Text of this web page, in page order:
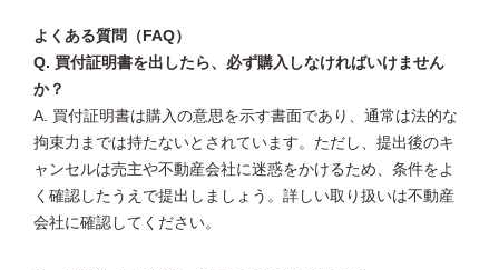
よくある質問（FAQ）
Q. 買付証明書を出したら、必ず購入しなければいけません
か？
A. 買付証明書は購入の意思を示す書面であり、通常は法的な
拘束力までは持たないとされています。ただし、提出後のキ
ャンセルは売主や不動産会社に迷惑をかけるため、条件をよ
く確認したうえで提出しましょう。詳しい取り扱いは不動産
会社に確認してください。